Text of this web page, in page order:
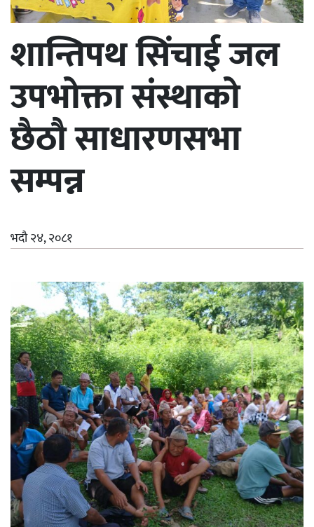
शान्तिपथ सिंचाई जल
उपभोक्ता संंस्थाको
छैठौ साधारणसभा
सम्पन्न
भदौ २४, २०८१